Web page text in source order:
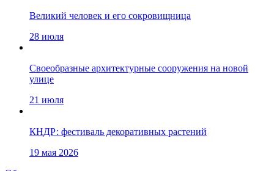
Великий человек и его сокровищница
28 июля
Своеобразные архитектурные сооружения на новой
улице
21 июля
КНДР: фестиваль декоративных растений
19 мая 2026